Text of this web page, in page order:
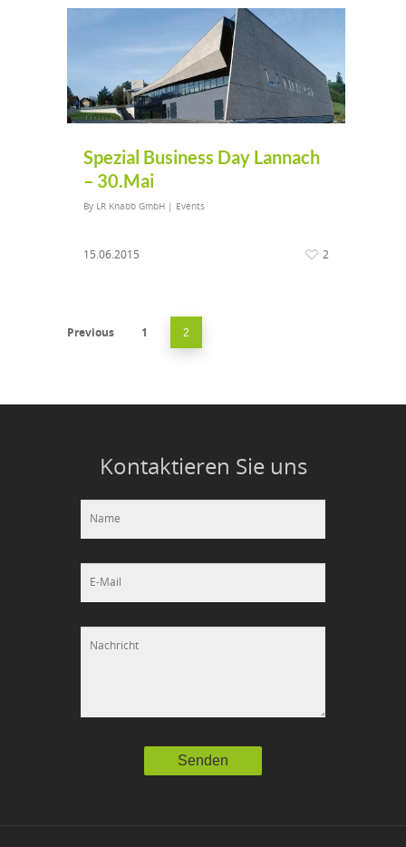
Spezial Business Day Lannach
– 30.Mai
By LR Knabb GmbH | Events
15.06.2015 2
Previous 1 2
Kontaktieren Sie uns